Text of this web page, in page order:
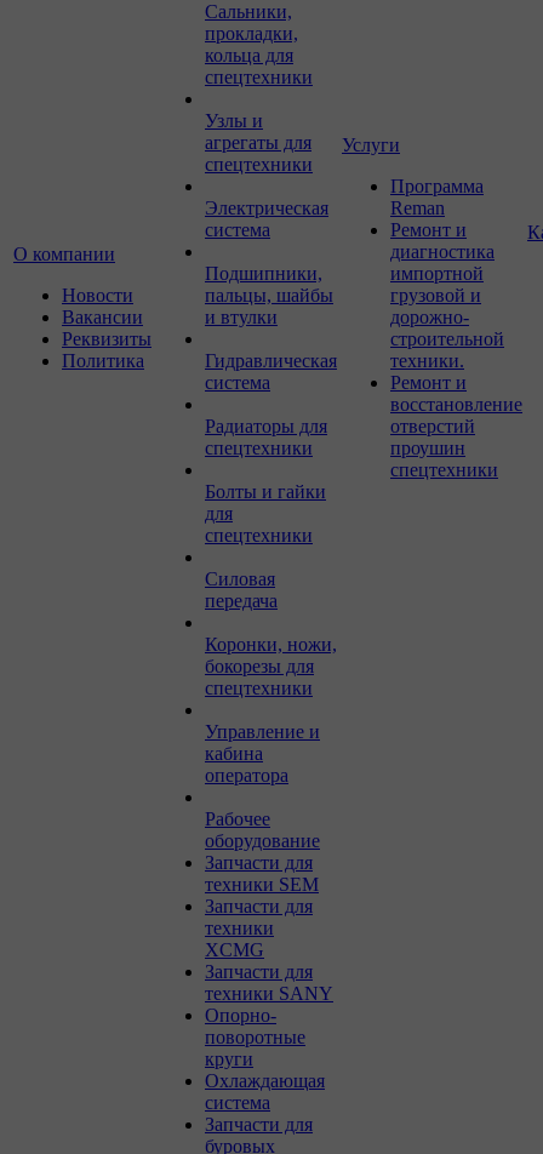
О компании
Новости
Вакансии
Реквизиты
Политика
Сальники,
прокладки,
кольца для
спецтехники
Узлы и
агрегаты для
спецтехники
Электрическая
система
Подшипники,
пальцы, шайбы
и втулки
Гидравлическая
система
Радиаторы для
спецтехники
Болты и гайки
для
спецтехники
Силовая
передача
Коронки, ножи,
бокорезы для
спецтехники
Управление и
кабина
оператора
Рабочее
оборудование
Запчасти для
техники SEM
Запчасти для
техники
XCMG
Запчасти для
техники SANY
Опорно-
поворотные
круги
Охлаждающая
система
Запчасти для
буровых
Услуги
Программа
Reman
Ремонт и
диагностика
импортной
грузовой и
дорожно-
строительной
техники.
Ремонт и
восстановление
отверстий
проушин
спецтехники